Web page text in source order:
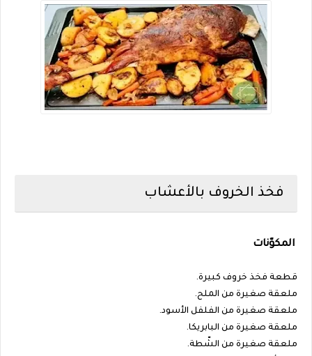
فخذ الخروف بالأعشاب
المكوّنات
قطعة فخذ خروف كبيرة.
ملعقة صغيرة من الملح.
ملعقة صغيرة من الفلفل الأسود.
ملعقة صغيرة من البابريكا.
ملعقة صغيرة من الشّطة.